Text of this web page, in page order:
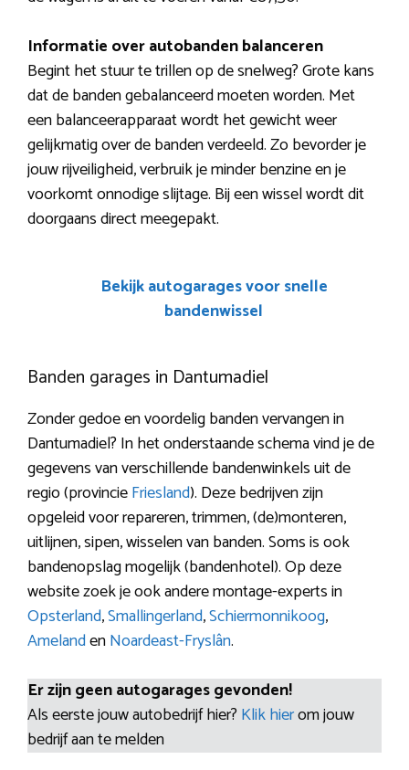
Informatie over autobanden balanceren
Begint het stuur te trillen op de snelweg? Grote kans
dat de banden gebalanceerd moeten worden. Met
een balanceerapparaat wordt het gewicht weer
gelijkmatig over de banden verdeeld. Zo bevorder je
jouw rijveiligheid, verbruik je minder benzine en je
voorkomt onnodige slijtage. Bij een wissel wordt dit
doorgaans direct meegepakt.
Bekijk autogarages voor snelle
bandenwissel
Banden garages in Dantumadiel
Zonder gedoe en voordelig banden vervangen in
Dantumadiel? In het onderstaande schema vind je de
gegevens van verschillende bandenwinkels uit de
regio (provincieFriesland). Deze bedrijven zijn
opgeleid voor repareren, trimmen, (de)monteren,
uitlijnen, sipen, wisselen van banden. Soms is ook
bandenopslag mogelijk (bandenhotel). Op deze
website zoek je ook andere montage-experts in
Opsterland,Smallingerland,Schiermonnikoog,
AmelandenNoardeast-Fryslân.
Er zijn geen autogarages gevonden!
Als eerste jouw autobedrijf hier? Klik hierom jouw
bedrijf aan te melden